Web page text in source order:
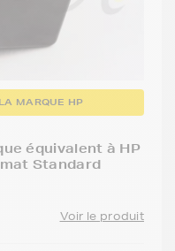
MARQUE HP
équivalent à HP
Standard
Voir le produit